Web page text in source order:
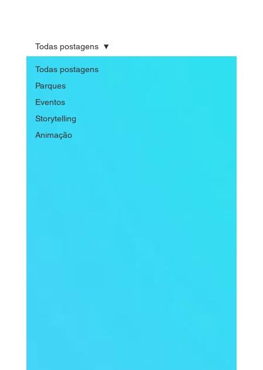
Todas postagens
Parques
Eventos
Storytelling
Animação
Todas postagens